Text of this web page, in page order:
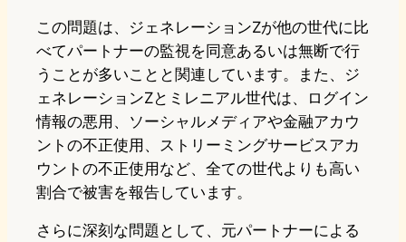
この問題は、ジェネレーションZが他の世代に比
べてパートナーの監視を同意あるいは無断で行
うことが多いことと関連しています。また、ジ
ェネレーションZとミレニアル世代は、ログイン
情報の悪用、ソーシャルメディアや金融アカウ
ントの不正使用、ストリーミングサービスアカ
ウントの不正使用など、全ての世代よりも高い
割合で被害を報告しています。
さらに深刻な問題として、元パートナーによる